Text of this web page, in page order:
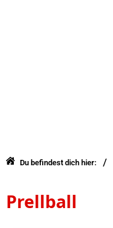
Du befindest dich hier: /
Prellball